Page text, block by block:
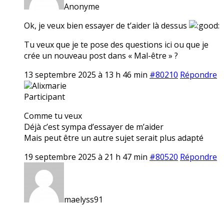
Anonyme
Ok, je veux bien essayer de t’aider là dessus
Tu veux que je te pose des questions ici ou que je
crée un nouveau post dans « Mal-être » ?
13 septembre 2025 à 13 h 46 min #80210 Répondre
Alixmarie
Participant
Comme tu veux
Déjà c’est sympa d’essayer de m’aider
Mais peut être un autre sujet serait plus adapté
19 septembre 2025 à 21 h 47 min #80520 Répondre
maelyss91